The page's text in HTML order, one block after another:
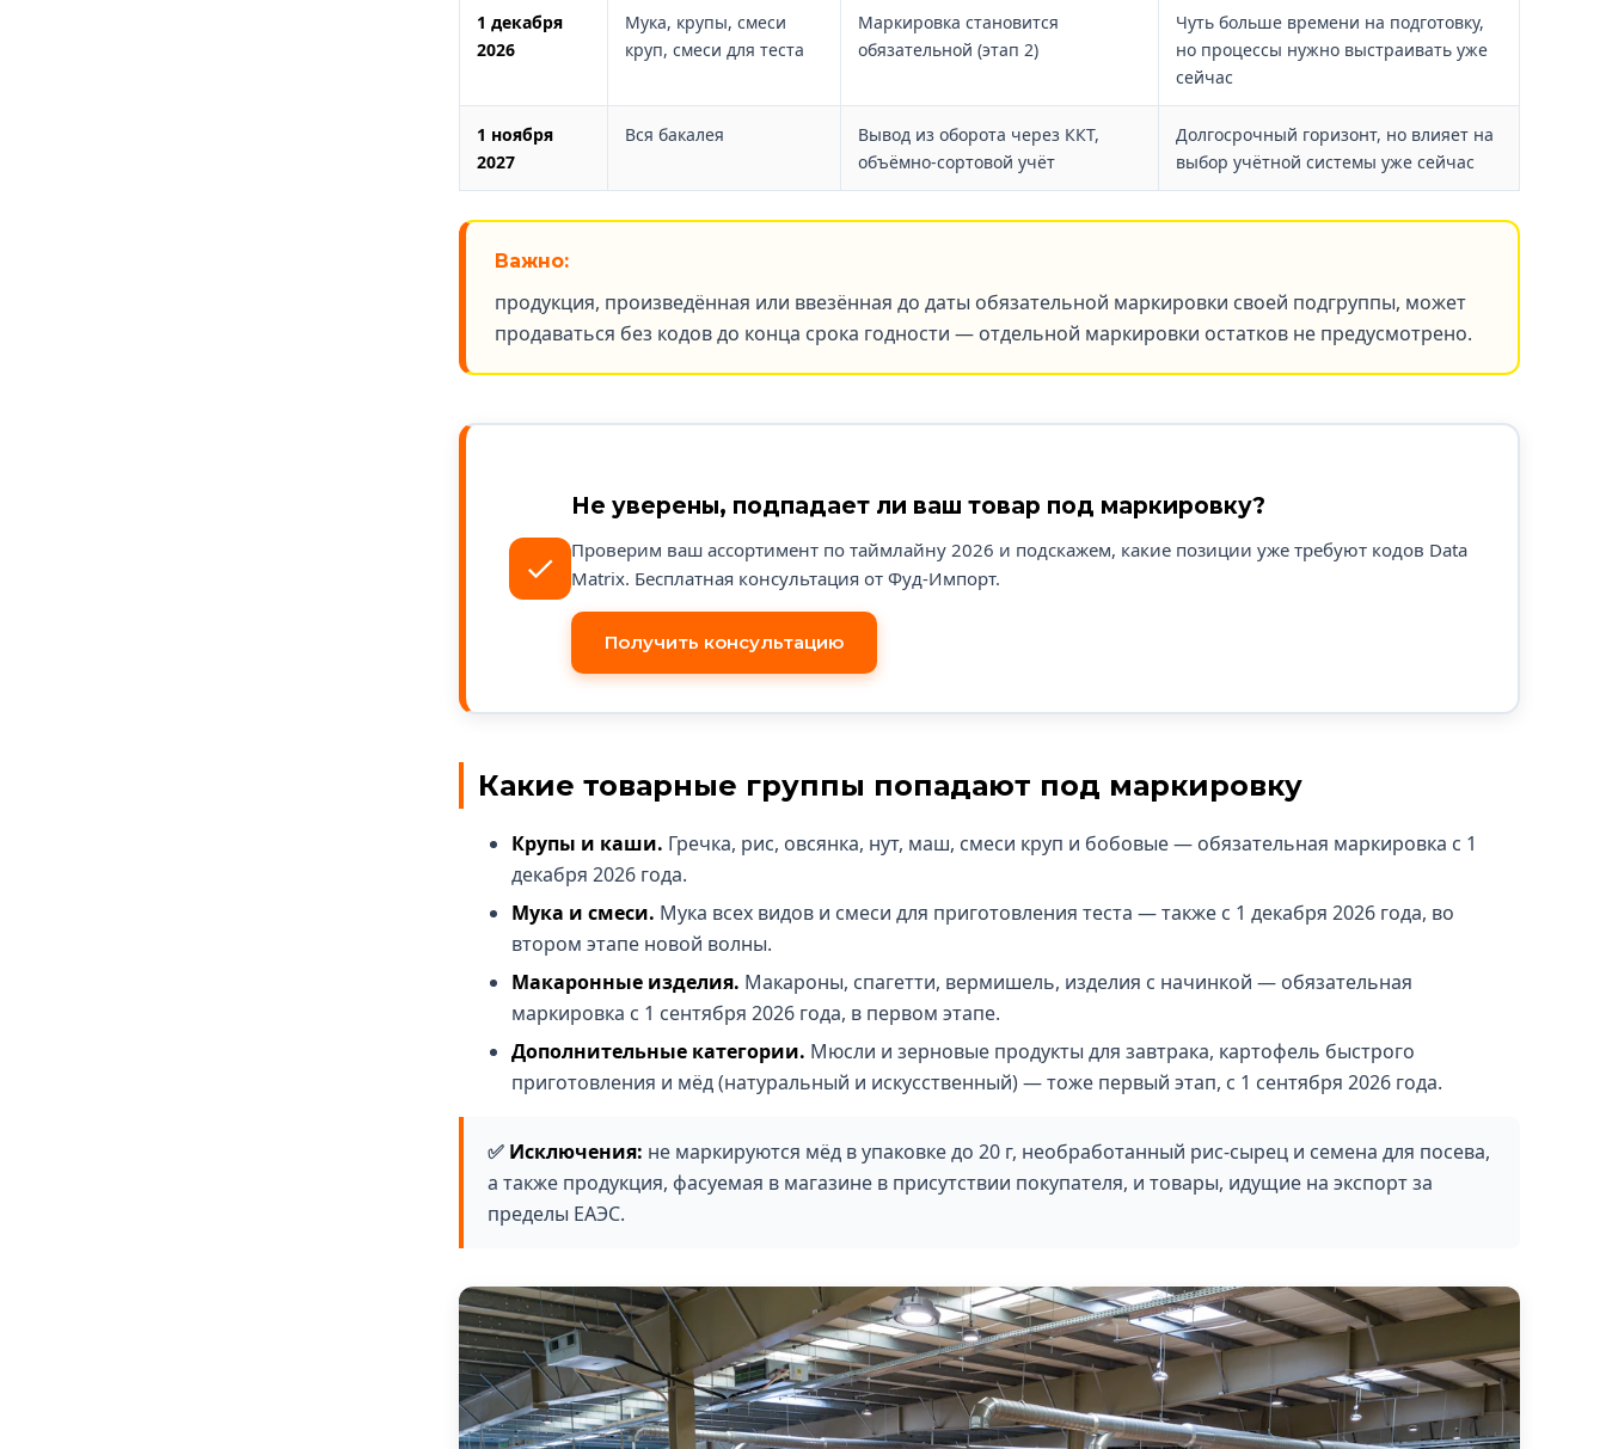
1 декабря
2026
Мука, крупы, смеси
круп, смеси для теста
Маркировка становится
обязательной (этап 2)
Чуть больше времени на подготовку,
но процессы нужно выстраивать уже
сейчас
1 ноября
2027
Вся бакалея
Вывод из оборота через ККТ,
объёмно-сортовой учёт
Долгосрочный горизонт, но влияет на
выбор учётной системы уже сейчас
Важно:
продукция, произведённая или ввезённая до даты обязательной маркировки своей подгруппы, может
продаваться без кодов до конца срока годности — отдельной маркировки остатков не предусмотрено.
Не уверены, подпадает ли ваш товар под маркировку?
Проверим ваш ассортимент по таймлайну 2026 и подскажем, какие позиции уже требуют кодов Data
Matrix. Бесплатная консультация от Фуд-Импорт.
Получить консультацию
Какие товарные группы попадают под маркировку
Крупы и каши. Гречка, рис, овсянка, нут, маш, смеси круп и бобовые — обязательная маркировка с 1
декабря 2026 года.
Мука и смеси. Мука всех видов и смеси для приготовления теста — также с 1 декабря 2026 года, во
втором этапе новой волны.
Макаронные изделия. Макароны, спагетти, вермишель, изделия с начинкой — обязательная
маркировка с 1 сентября 2026 года, в первом этапе.
Дополнительные категории. Мюсли и зерновые продукты для завтрака, картофель быстрого
приготовления и мёд (натуральный и искусственный) — тоже первый этап, с 1 сентября 2026 года.
Исключения: не маркируются мёд в упаковке до 20 г, необработанный рис-сырец и семена для посева,
а также продукция, фасуемая в магазине в присутствии покупателя, и товары, идущие на экспорт за
пределы ЕАЭС.